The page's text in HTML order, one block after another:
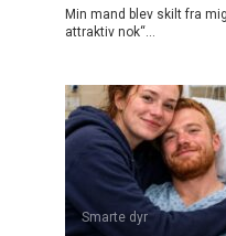
Min mand blev skilt fra
attraktiv nok“…
Smarte dyr